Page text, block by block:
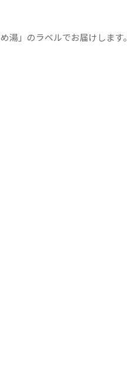
餅を入れて下さい。
湯」のラベルでお届けします。